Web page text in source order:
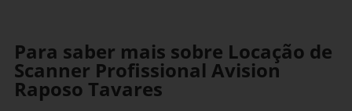
Para saber mais sobre Locação de
Scanner Profissional Avision
Raposo Tavares